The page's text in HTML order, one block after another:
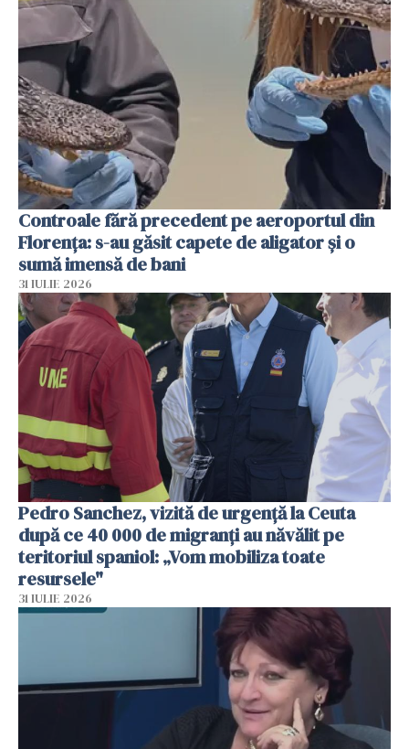
Controale fără precedent pe aeroportul din
Florența: s-au găsit capete de aligator și o
sumă imensă de bani
31 IULIE 2026
Pedro Sanchez, vizită de urgență la Ceuta
după ce 40 000 de migranți au năvălit pe
teritoriul spaniol: „Vom mobiliza toate
resursele"
31 IULIE 2026